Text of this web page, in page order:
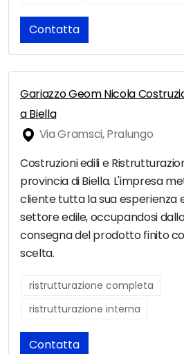
Contatta
Gariazzo Geom Nicola
a Biella
Via Gramsci, Pralungo
Costruzioni edili e
provincia di Biella. L'impresa
cliente tutta la sua esperienza
settore edile, occupandosi
consegna del prodotto finito
scelta.
ristrutturazione completa
ristrutturazione interna
Contatta